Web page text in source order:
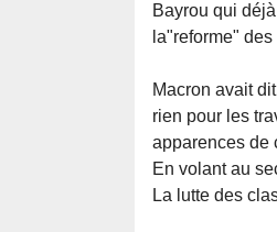
Bayrou qui
la"reforme" des
Macron avait
rien pour les
apparences de
En volant au
La lutte des